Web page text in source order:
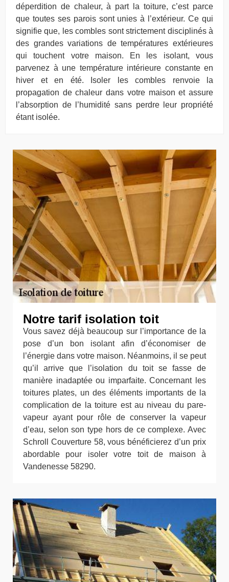
déperdition de chaleur, à part la toiture, c’est parce
que toutes ses parois sont unies à l’extérieur. Ce qui
signifie que, les combles sont strictement disciplinés à
des grandes variations de températures extérieures
qui touchent votre maison. En les isolant, vous
parvenez à une température intérieure constante en
hiver et en été. Isoler les combles renvoie la
propagation de chaleur dans votre maison et assure
l’absorption de l’humidité sans perdre leur propriété
étant isolée.
Notre tarif isolation toit
Vous savez déjà beaucoup sur l’importance de la
pose d’un bon isolant afin d’économiser de
l’énergie dans votre maison. Néanmoins, il se peut
qu’il arrive que l’isolation du toit se fasse de
manière inadaptée ou imparfaite. Concernant les
toitures plates, un des éléments importants de la
complication de la toiture est au niveau du pare-
vapeur ayant pour rôle de conserver la vapeur
d’eau, selon son type hors de ce complexe. Avec
Schroll Couverture 58, vous bénéficierez d’un prix
abordable pour isoler votre toit de maison à
Vandenesse 58290.